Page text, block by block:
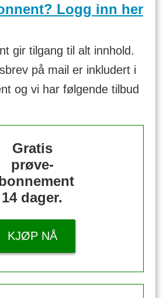
Logg inn her
gir tilgang til alt innhold.
på mail er inkludert i
og vi har følgende tilbud
Gratis
prøve-
14 dager.
KJØP NÅ